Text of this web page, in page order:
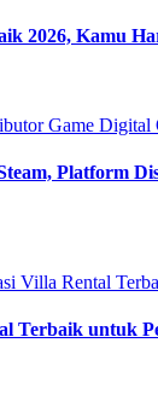
2026, Kamu
Platform
Terbaik untuk